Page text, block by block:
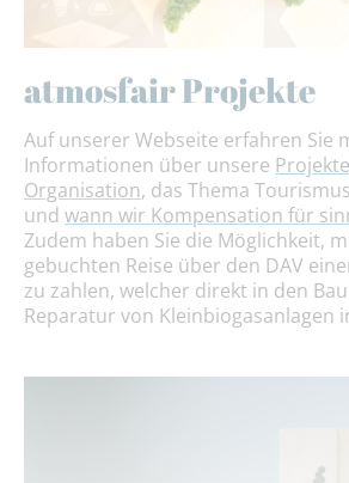
atmosfair Projekte
Auf unserer Webseite erfahren Sie
Informationen über unsere Projekte
Organisation, das Thema
und wann wir Kompensation für
Zudem haben Sie die Möglichkeit,
gebuchten Reise über den DAV
zu zahlen, welcher direkt in den
Reparatur von Kleinbiogasanlagen